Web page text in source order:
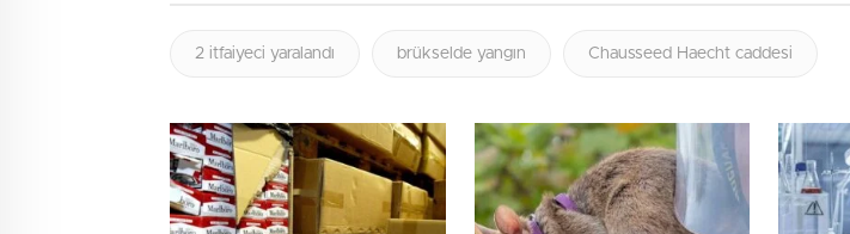
2 itfaiyeci yaralandı brükselde yangın Chausseed Haecht caddesi